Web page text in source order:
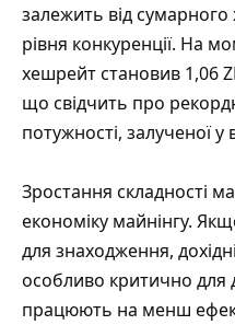
залежить від
рівня конкуренції. На
хешрейт становив 1,06
що свідчить про
потужності, залученої
Зростання складності
економіку майнінгу.
для знаходження,
особливо критично для
працюють на менш